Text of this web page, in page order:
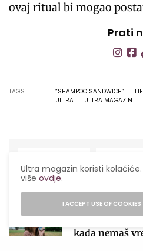
ovaj ritual bi mogao
Prati
TAGS “SHAMPOO SANDWICH”
ULTRA
ULTRA MAGAZIN
NAJPOPULARNIJE
Ljetni food
kada nemaš
Ultra magazin koristi kolačiće.
višeovdje.
I ACCEPT USE OF COOKIES